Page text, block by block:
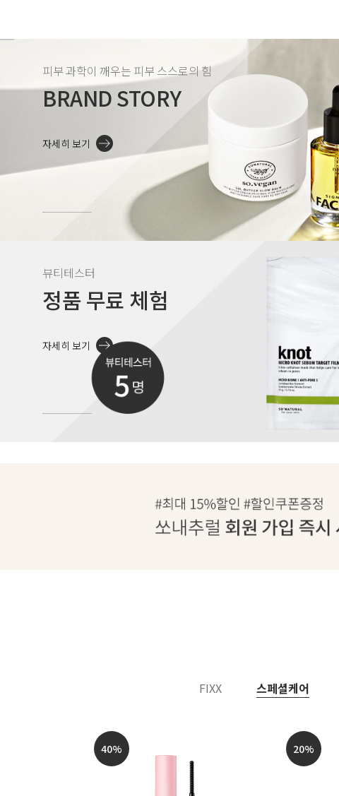
피부 과학이 깨우는 피부 스스로의 힘
BRAND STORY
자세히 보기
뷰티테스터
정품 무료 체험
자세히 보기
FIXX 스페셜케어
40% 20%